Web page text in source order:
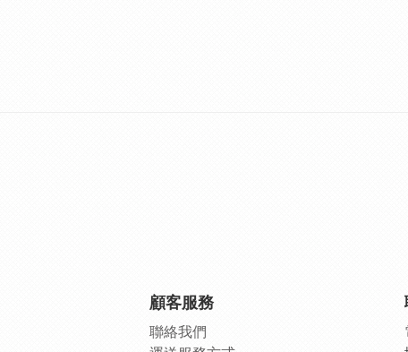
顧客服務
聯絡我們